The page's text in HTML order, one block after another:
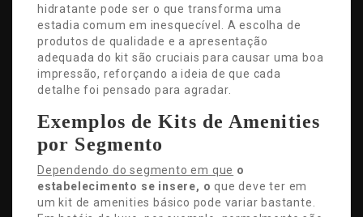
hidratante pode ser o que transforma uma
estadia comum em inesquecível. A escolha de
produtos de qualidade e a apresentação
adequada do kit são cruciais para causar uma boa
impressão, reforçando a ideia de que cada
detalhe foi pensado para agradar.
Exemplos de Kits de Amenities
por Segmento
Dependendo do segmento em que o
estabelecimento se insere, o que deve ter em
um kit de amenities básico pode variar bastante.